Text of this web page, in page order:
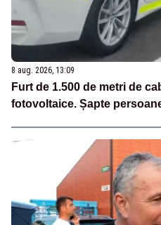
8 aug. 2026, 13:09
Furt de 1.500 de metri de
fotovoltaice. Șapte